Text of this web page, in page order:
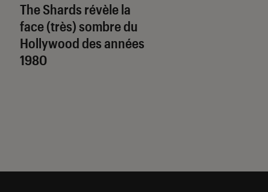
The Shards révèle la
face (très) sombre du
Hollywood des années
1980